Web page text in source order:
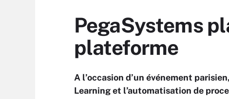
PegaSystems
plateforme
A l’occasion d’un événement
Learning et l’automatisation de